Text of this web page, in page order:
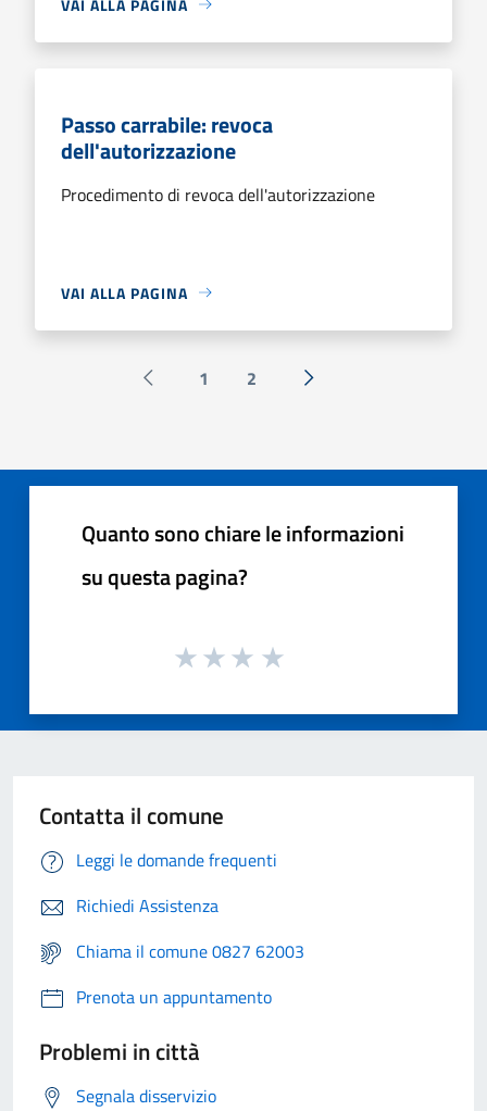
Passo carrabile: revoca
dell'autorizzazione
Procedimento di revoca dell'autorizzazione
VAI ALLA PAGINA
Pagina precedente
1 2 Successiva »
Quanto sono chiare le informazioni
su questa pagina?
Contatta il comune
Leggi le domande frequenti
Richiedi Assistenza
Chiama il comune 0827 62003
Prenota un appuntamento
Problemi in città
Segnala disservizio